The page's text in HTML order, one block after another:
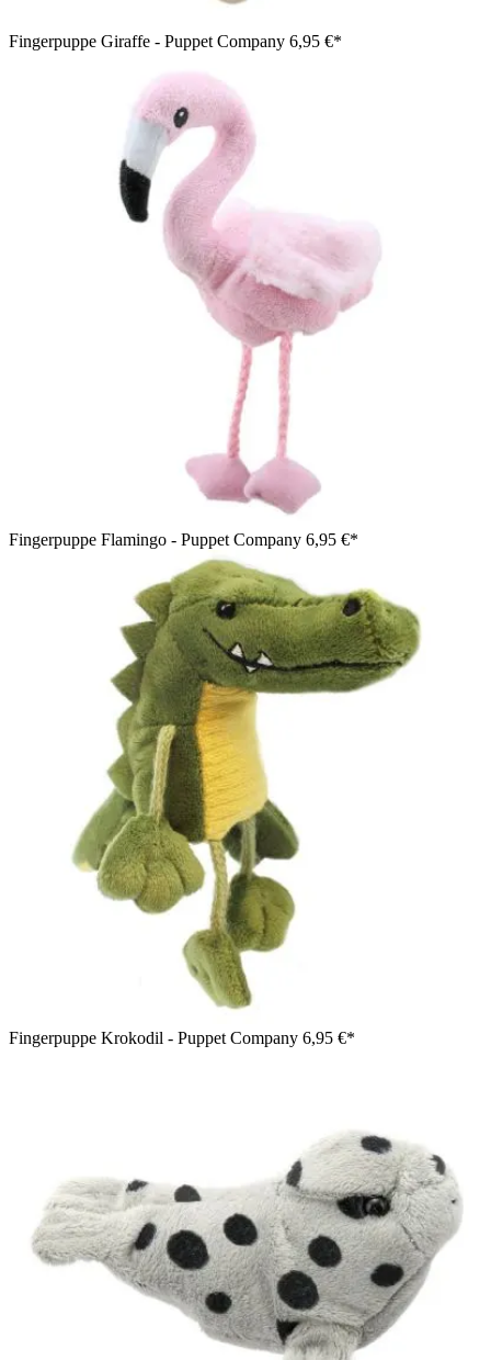
Fingerpuppe Giraffe - Puppet Company 6,95 €*
Fingerpuppe Flamingo - Puppet Company 6,95 €*
Fingerpuppe Krokodil - Puppet Company 6,95 €*